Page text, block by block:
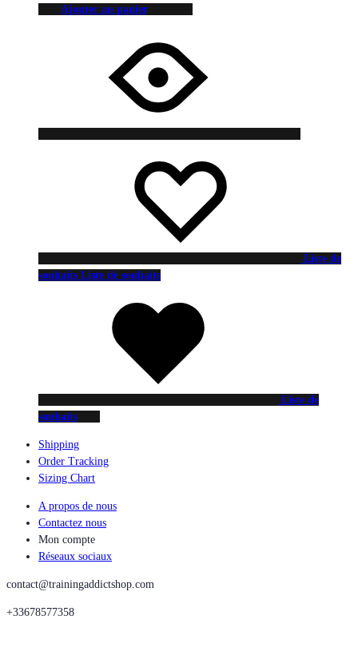
Ajouter au panier
Liste de
souhaits Liste de souhaits
Liste de
souhaits
Shipping
Order Tracking
Sizing Chart
A propos de nous
Contactez nous
Mon compte
Réseaux sociaux
contact@trainingaddictshop.com
+33678577358